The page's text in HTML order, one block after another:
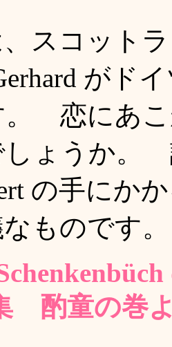
スコット
がド
。 恋にあ
しょうか。
の手にか
ものです。
酌童の巻